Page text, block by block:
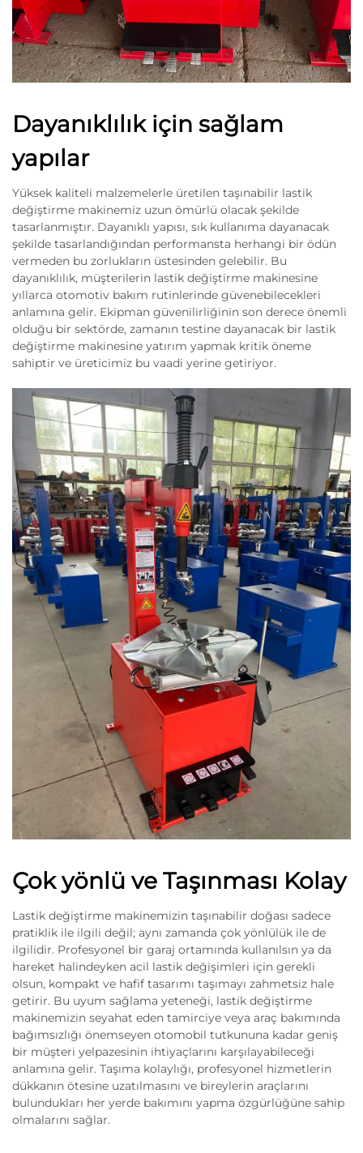
Dayanıklılık için sağlam
yapılar
Yüksek kaliteli malzemelerle üretilen taşınabilir lastik
değiştirme makinemiz uzun ömürlü olacak şekilde
tasarlanmıştır. Dayanıklı yapısı, sık kullanıma dayanacak
şekilde tasarlandığından performansta herhangi bir ödün
vermeden bu zorlukların üstesinden gelebilir. Bu
dayanıklılık, müşterilerin lastik değiştirme makinesine
yıllarca otomotiv bakım rutinlerinde güvenebilecekleri
anlamına gelir. Ekipman güvenilirliğinin son derece önemli
olduğu bir sektörde, zamanın testine dayanacak bir lastik
değiştirme makinesine yatırım yapmak kritik öneme
sahiptir ve üreticimiz bu vaadi yerine getiriyor.
Çok yönlü ve Taşınması Kolay
Lastik değiştirme makinemizin taşınabilir doğası sadece
pratiklik ile ilgili değil; aynı zamanda çok yönlülük ile de
ilgilidir. Profesyonel bir garaj ortamında kullanılsın ya da
hareket halindeyken acil lastik değişimleri için gerekli
olsun, kompakt ve hafif tasarımı taşımayı zahmetsiz hale
getirir. Bu uyum sağlama yeteneği, lastik değiştirme
makinemizin seyahat eden tamirciye veya araç bakımında
bağımsızlığı önemseyen otomobil tutkununa kadar geniş
bir müşteri yelpazesinin ihtiyaçlarını karşılayabileceği
anlamına gelir. Taşıma kolaylığı, profesyonel hizmetlerin
dükkanın ötesine uzatılmasını ve bireylerin araçlarını
bulundukları her yerde bakımını yapma özgürlüğüne sahip
olmalarını sağlar.